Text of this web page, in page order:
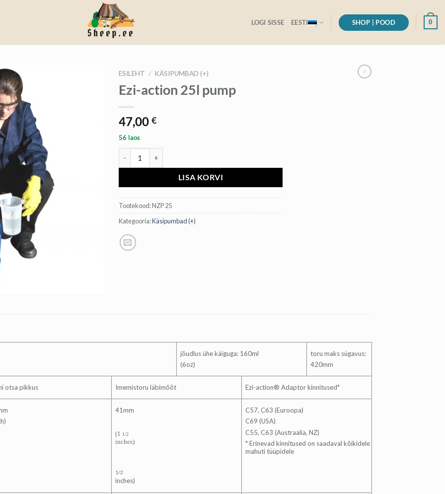
LOGI SISSE EESTI SHOP | POOD 0
ESILEHT / KÄSIPUMBAD (+)
Ezi-action 25l pump
47,00 €
56 laos
LISA KORVI
Tootekood:NZP 25
Kategooria:Käsipumbad (+)
jõudlus ühe käiguga: 160ml
(6oz)
toru maks sügavus:
420mm
otsa pikkus Imemistoru läbimõõt Ezi-action® Adaptor kinnitused*
41mm
(1 1/2
inches)
1/2
inches)
C57, C63 (Euroopa)
C69 (USA)
C55, C63 (Austraalia, NZ)
* Erinevad kinnitused on saadaval kõikidele
mahuti tüüpidele